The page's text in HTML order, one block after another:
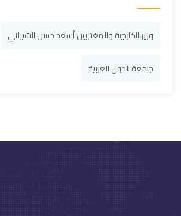
وزير الخارجية والمغتربين أسعد حسن الشيباني
جامعة الدول العربية